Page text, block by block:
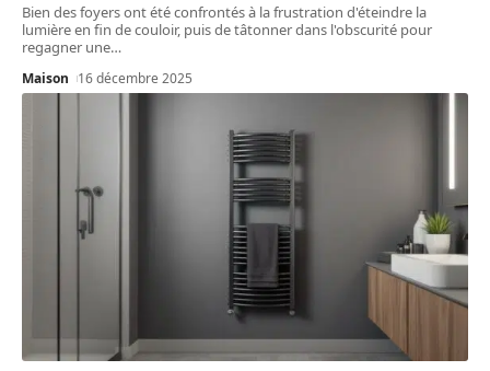
Bien des foyers ont été confrontés à la frustration d'éteindre la
lumière en fin de couloir, puis de tâtonner dans l'obscurité pour
regagner une…
Maison 16 décembre 2025